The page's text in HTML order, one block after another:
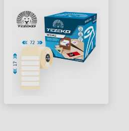
MM-ES (2500
CÍMKE/TEKERCS)